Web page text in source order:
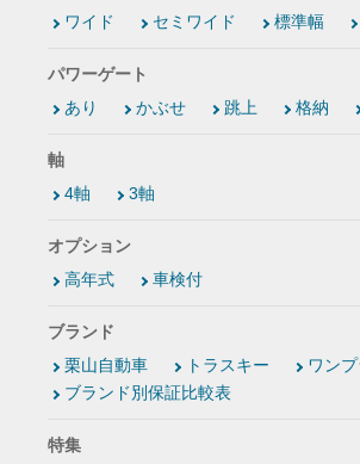
ワイド
セミワイド 標準幅
パワーゲート
あり
かぶせ 跳上 格納
軸
4軸
3軸
オプション
高年式
車検付
ブランド
栗山自動車
トラスキー
ワン
ブランド別保証比較表
特集